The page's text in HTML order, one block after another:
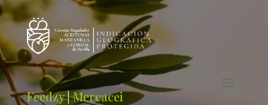
Feedzy|Mercacei